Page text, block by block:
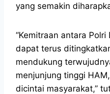
yang semakin
“Kemitraan antara Polri
dapat terus
mendukung
menjunjung tinggi
dicintai masyarakat,”